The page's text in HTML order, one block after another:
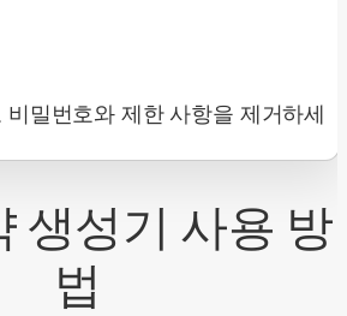
비밀번호와 제한 사항을 제거하세
생성기 사용 방
법